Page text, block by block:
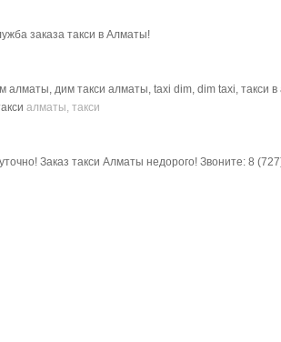
заказа такси в Алматы!
алматы, дим такси алматы, taxi dim, dim taxi, такси
алматы, такси
Заказ такси Алматы недорого! Звоните: 8